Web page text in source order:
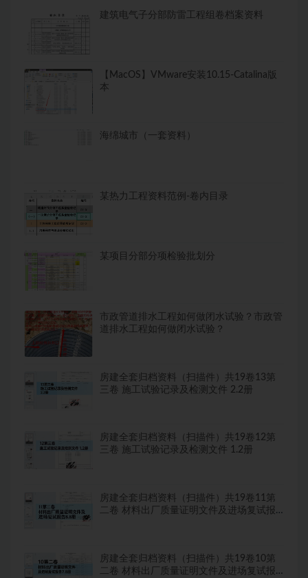
建筑电气子分部防雷工程组卷档案资料
【MacOS】VMware安装10.15-Catalina版
本
海绵城市（一套资料）
某热力工程资料范例-卷内目录
某项目分部分项检验批划分
市政管道排水工程如何做闭水试验？市政管
道排水工程如何做闭水试验？
房建全套归档资料（扫描件）共19卷13第
三卷 施工试验记录及检测文件 2.2册
房建全套归档资料（扫描件）共19卷12第
三卷 施工试验记录及检测文件 1.2册
房建全套归档资料（扫描件）共19卷11第
二卷 材料出厂质量证明文件及进场复试报
房建全套归档资料（扫描件）共19卷10第
二卷 材料出厂质量证明文件及进场复试报